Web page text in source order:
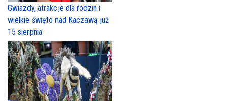
Gwiazdy, atrakcje dla rodzin i
wielkie święto nad Kaczawą już
15 sierpnia